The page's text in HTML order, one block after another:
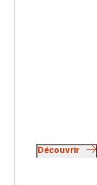
Découvrir